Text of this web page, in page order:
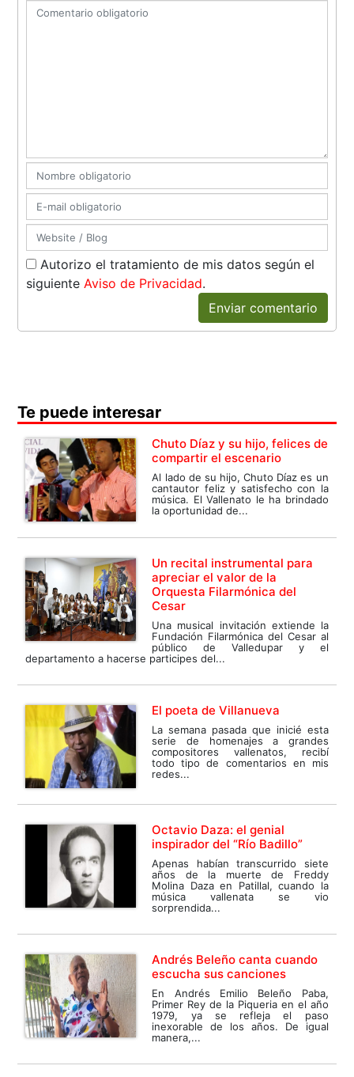
Autorizo el tratamiento de mis datos según el
siguiente Aviso de Privacidad.
Enviar comentario
Te puede interesar
Chuto Díaz y su hijo, felices de
compartir el escenario
Al lado de su hijo, Chuto Díaz es un
cantautor feliz y satisfecho con la
música. El Vallenato le ha brindado
la oportunidad de...
Un recital instrumental para
apreciar el valor de la
Orquesta Filarmónica del
Cesar
Una musical invitación extiende la
Fundación Filarmónica del Cesar al
público de Valledupar y el
departamento a hacerse participes del...
El poeta de Villanueva
La semana pasada que inicié esta
serie de homenajes a grandes
compositores vallenatos, recibí
todo tipo de comentarios en mis
redes...
Octavio Daza: el genial
inspirador del “Río Badillo”
Apenas habían transcurrido siete
años de la muerte de Freddy
Molina Daza en Patillal, cuando la
música vallenata se vio
sorprendida...
Andrés Beleño canta cuando
escucha sus canciones
En Andrés Emilio Beleño Paba,
Primer Rey de la Piqueria en el año
1979, ya se refleja el paso
inexorable de los años. De igual
manera,...